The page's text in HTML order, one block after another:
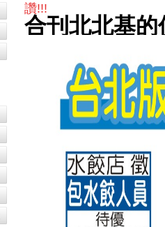
讚!!!
合刊北北基的